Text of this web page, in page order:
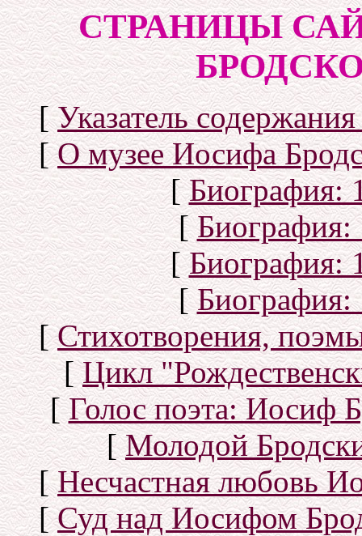
СТРАНИЦЫ
[Указатель
[О музее Иосифа
[Биография:
[Биография:
[Биография:
[Биография:
[Стихотворения,
[Цикл
[Голос поэта: Иосиф
[Молодой
[Несчастная любовь
[Суд над Иосифом